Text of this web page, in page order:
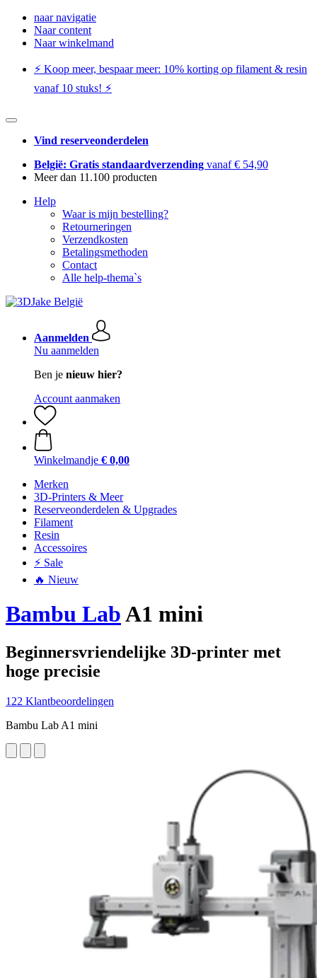
naar navigatie
Naar content
Naar winkelmand
⚡️ Koop meer, bespaar meer: ​​10% korting op filament & resin
vanaf 10 stuks! ⚡️
Vind reserveonderdelen
België: Gratis standaardverzending vanaf € 54,90
Meer dan 11.100 producten
Help
Waar is mijn bestelling?
Retourneringen
Verzendkosten
Betalingsmethoden
Contact
Alle help-thema`s
Aanmelden
Nu aanmelden
Ben je nieuw hier?
Account aanmaken
Winkelmandje € 0,00
Merken
3D-Printers & Meer
Reserveonderdelen & Upgrades
Filament
Resin
Accessoires
⚡ Sale
🔥 Nieuw
Bambu LabA1 mini
Beginnersvriendelijke 3D-printer met
hoge precisie
122 Klantbeoordelingen
Bambu Lab A1 mini